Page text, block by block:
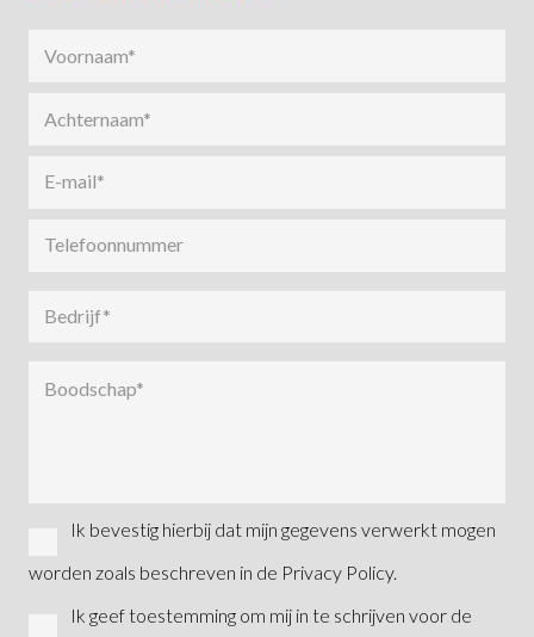
Ik bevestig hierbij dat mijn gegevens verwerkt mogen
worden zoals beschreven in de Privacy Policy.
Ik geef toestemming om mij in te schrijven voor de